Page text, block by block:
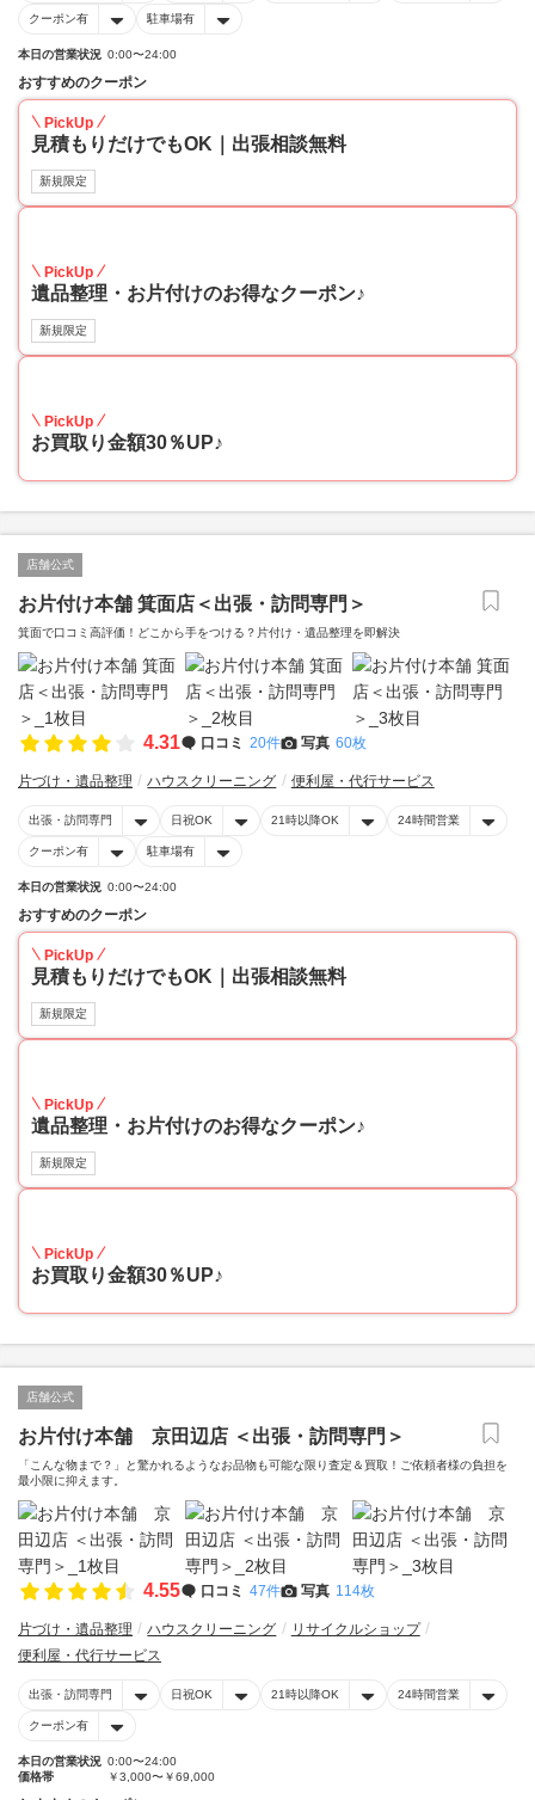
クーポン有 駐車場有
本日の営業状況 0:00〜24:00
おすすめのクーポン
PickUp
見積もりだけでもOK｜出張相談無料
新規限定
PickUp
遺品整理・お片付けのお得なクーポン♪
新規限定
PickUp
お買取り金額30％UP♪
店舗公式
お片付け本舗 箕面店＜出張・訪問専門＞
箕面で口コミ高評価！どこから手をつける？片付け・遺品整理を即解決
4.31 口コミ 20件 写真 60枚
片づけ・遺品整理 ハウスクリーニング 便利屋・代行サービス
出張・訪問専門 日祝OK 21時以降OK 24時間営業
クーポン有 駐車場有
本日の営業状況 0:00〜24:00
おすすめのクーポン
PickUp
見積もりだけでもOK｜出張相談無料
新規限定
PickUp
遺品整理・お片付けのお得なクーポン♪
新規限定
PickUp
お買取り金額30％UP♪
店舗公式
お片付け本舗 京田辺店 ＜出張・訪問専門＞
「こんな物まで？」と驚かれるようなお品物も可能な限り査定＆買取！ご依頼者様の負担を
最小限に抑えます。
4.55 口コミ 47件 写真 114枚
片づけ・遺品整理 ハウスクリーニング
リサイクルショップ
便利屋・代行サービス
出張・訪問専門 日祝OK 21時以降OK 24時間営業
クーポン有
本日の営業状況 0:00〜24:00
価格帯
￥3,000〜￥69,000